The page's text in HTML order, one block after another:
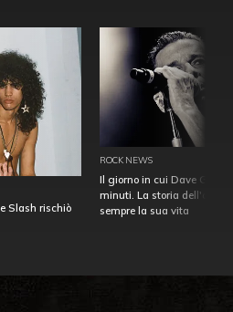
Slash rischiò
ROCK NEWS
Il giorno in cui Dave
minuti. La storia
sempre la sua vita